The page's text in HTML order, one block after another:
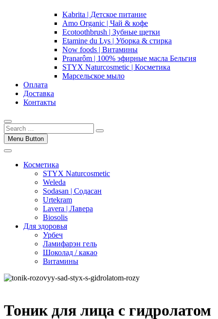
Kabrita | Детское питание
Amo Organic | Чай & кофе
Ecotoothbrush | Зубные щетки
Etamine du Lys | Уборка & стирка
Now foods | Витамины
Pranarôm | 100% эфирные масла Бельгия
STYX Naturcosmetic | Косметика
Марсельское мыло
Оплата
Доставка
Контакты
Menu Button
Косметика
STYX Naturcosmetic
Weleda
Sodasan | Содасан
Urtekram
Lavera | Лавера
Biosolis
Для здоровья
Урбеч
Ламифарэн гель
Шоколад / какао
Витамины
Тоник для лица с гидролатом